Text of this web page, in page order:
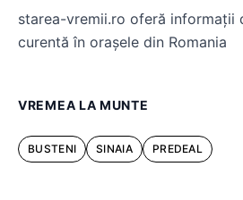
starea-vremii.ro oferă informații
curentă în orașele din Romania
VREMEA LA MUNTE
BUSTENI SINAIA PREDEAL